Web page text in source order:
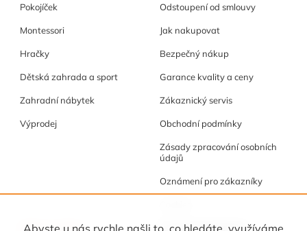
Abyste u nás rychle našli to, co hledáte, využíváme
Pokojíček
Montessori
Hračky
Dětská zahrada a sport
Zahradní nábytek
Výprodej
Odstoupení od smlouvy
Jak nakupovat
Bezpečný nákup
Garance kvality a ceny
Zákaznický servis
Obchodní podmínky
Zásady zpracování osobních
údajů
Oznámení pro zákazníky